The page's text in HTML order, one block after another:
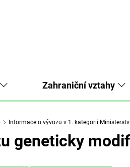
Zahraniční vztahy
Informace o vývozu v 1. kategorii
geneticky